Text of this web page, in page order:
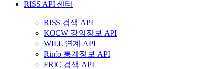
RISS API 센터
RISS 검색 API
KOCW 강의정보 API
WILL 연계 API
Rinfo 통계정보 API
FRIC 검색 API